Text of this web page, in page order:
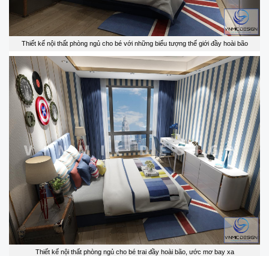
Thiết kế nội thất phòng ngủ cho bé với những biểu tượng thế giới đầy hoài bão
Thiết kế nội thất phòng ngủ cho bé trai đầy hoài bão, ước mơ bay xa